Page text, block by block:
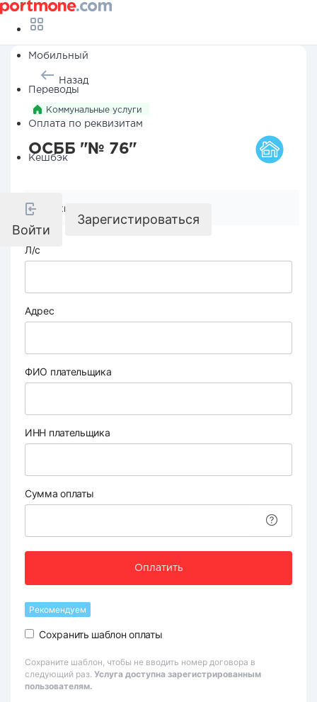
Мобильный
Переводы
Оплата по реквизитам
Кешбэк
Войти
Зарегистироваться
Назад
Коммунальные услуги
ОСББ "№ 76"
Реквизиты компании
Л/с
Адрес
ФИО плательщика
ИНН плательщика
Сумма оплаты
Оплатить
Рекомендуем
Сохранить шаблон оплаты
Сохраните шаблон, чтобы не вводить номер договора в
следующий раз. Услуга доступна зарегистрированным
пользователям.